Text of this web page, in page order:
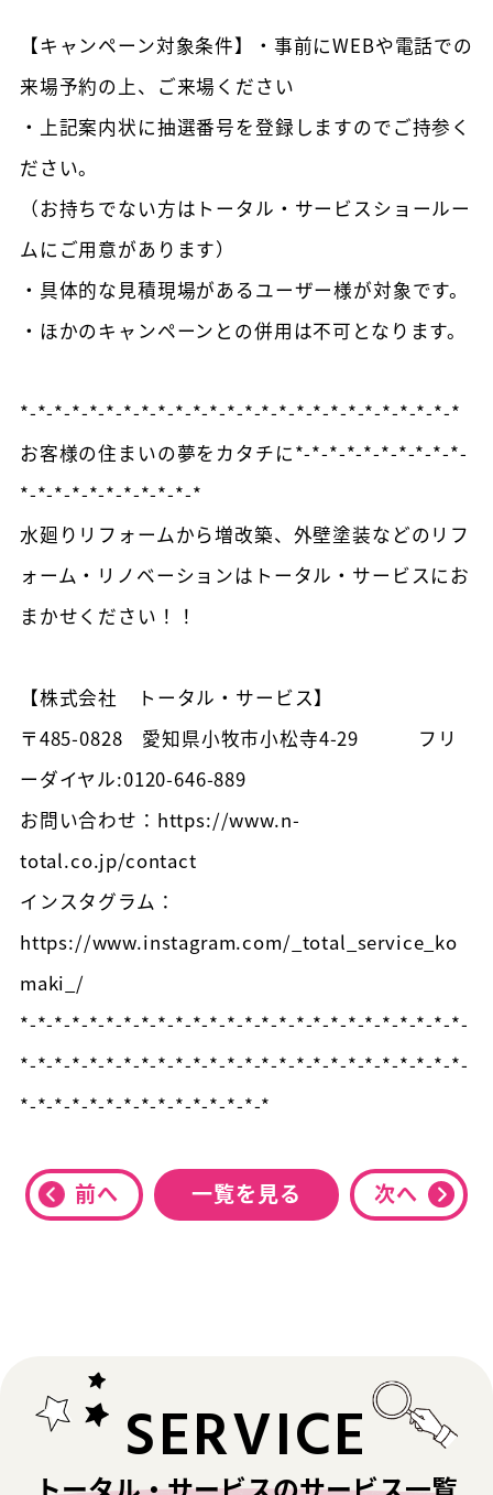
【キャンペーン対象条件】・事前にWEBや電話での
来場予約の上、ご来場ください
・上記案内状に抽選番号を登録しますのでご持参く
ださい。
（お持ちでない方はトータル・サービスショールー
ムにご用意があります）
・具体的な見積現場があるユーザー様が対象です。
・ほかのキャンペーンとの併用は不可となります。
*-*-*-*-*-*-*-*-*-*-*-*-*-*-*-*-*-*-*-*-*-*-*-*-*-*
お客様の住まいの夢をカタチに*-*-*-*-*-*-*-*-*-*-
*-*-*-*-*-*-*-*-*-*-*
水廻りリフォームから増改築、外壁塗装などのリフ
ォーム・リノベーションはトータル・サービスにお
まかせください！！
【株式会社 トータル・サービス】
〒485-0828 愛知県小牧市小松寺4-29 フリ
ーダイヤル:0120-646-889
お問い合わせ：https://www.n-
total.co.jp/contact
インスタグラム：
https://www.instagram.com/_total_service_ko
maki_/
*-*-*-*-*-*-*-*-*-*-*-*-*-*-*-*-*-*-*-*-*-*-*-*-*-*-
*-*-*-*-*-*-*-*-*-*-*-*-*-*-*-*-*-*-*-*-*-*-*-*-*-*-
*-*-*-*-*-*-*-*-*-*-*-*-*-*-*
前へ 一覧を見る 次へ
SERVICE